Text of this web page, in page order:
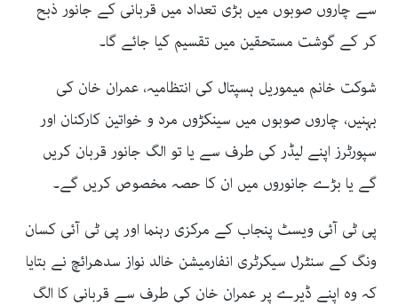
سے چاروں صوبوں میں بڑی تعداد میں قربانی کے جانور ذبح
کر کے گوشت مستحقین میں تقسیم کیا جائے گا۔
شوکت خانم میموریل ہسپتال کی انتظامیہ، عمران خان کی
بہنیں، چاروں صوبوں میں سینکڑوں مرد و خواتین کارکنان اور
سپورٹرز اپنے لیڈر کی طرف سے یا تو الگ جانور قربان کریں
گے یا بڑے جانوروں میں ان کا حصہ مخصوص کریں گے۔
پی ٹی آئی ویسٹ پنجاب کے مرکزی رہنما اور پی ٹی آئی کسان
ونگ کے سنٹرل سیکرٹری انفارمیشن خالد نواز سدھرائچ نے بتایا
کہ وہ اپنے ڈیرے پر عمران خان کی طرف سے قربانی کا الگ